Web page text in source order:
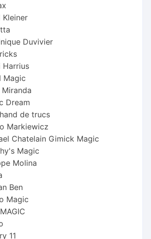
Kleiner
Duvivier
Harrius
Magic
Dream
de trucs
Markiewicz
Chatelain Gimick Magic
Magic
Molina
Ben
Magic
11